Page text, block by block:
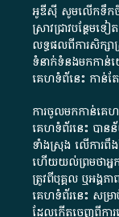
អូឌីស៊ី សូមលើកទឹកចិត្ត
ស្រាវជ្រាវបន្ថែមទ
លទ្ធផលពីការសិក្សា
ទំនាក់ទំនងមកកាន់យ
គេហទំព័នេះ កាន់ត
ការចូលមកកាន់គេ
គេហទំព័រនេះ បាន
ទាំងស្រុង លើការពឹ
ហើយយល់ព្រមថាអ្នក
ត្រូវពីបុគ្គល ឬអង្គភ
គេហទំព័រនេះ សម្រ
ដែលកើតចេញពីការ